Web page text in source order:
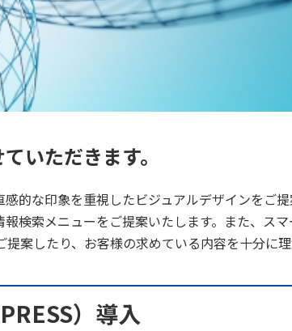
いただきます。
的な印象を重視したビジュアルデザインをご
検索メニューをご提案いたします。また、ス
案したり、お客様の求めている内容を十分に
）導入